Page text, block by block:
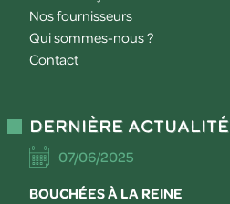
Nos fournisseurs
Qui sommes-nous ?
Contact
Dernière actualité
07/06/2025
BOUCHÉES À LA REINE